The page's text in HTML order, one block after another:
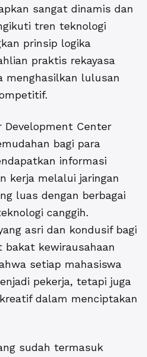
sangat dinamis dan
tren teknologi
prinsip logika
praktis rekayasa
menghasilkan lulusan
Development Center
bagi para
informasi
kerja melalui jaringan
luas dengan berbagai
canggih.
asri dan kondusif bagi
bakat kewirausahaan
setiap mahasiswa
pekerja, tetapi juga
dalam menciptakan
sudah termasuk